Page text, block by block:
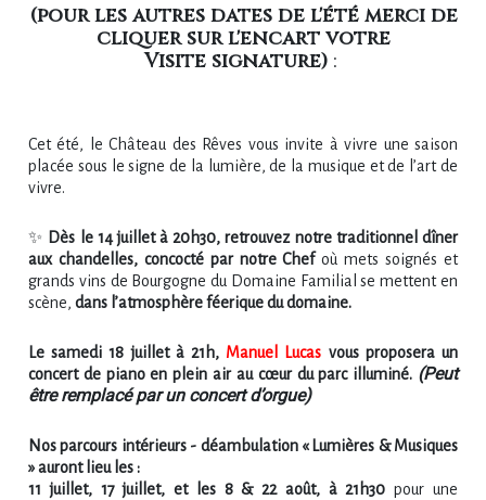
(pour les autres dates de l'été merci de
cliquer sur l'encart votre
Visite signature) :
Cet été, le Château des Rêves vous invite à vivre une saison
placée sous le signe de la lumière, de la musique et de l’art de
vivre.
✨ Dès le 14 juillet à 20h30, retrouvez notre traditionnel dîner
aux chandelles, concocté par notre Chefoù mets soignés et
grands vins de Bourgogne du Domaine Familial se mettent en
scène, dans l’atmosphère féerique du domaine.
Le samedi 18 juillet à 21h, Manuel Lucas vous proposera un
concert de piano en plein air au cœur du parc illuminé. (Peut
être remplacé par un concert d’orgue)
Nos parcours intérieurs - déambulation « Lumières & Musiques
» auront lieu les :
11 juillet, 17 juillet, et les 8 & 22 août, à 21h30 pour une